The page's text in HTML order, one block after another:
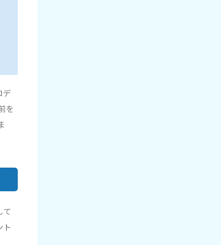
デ
を
て
ト